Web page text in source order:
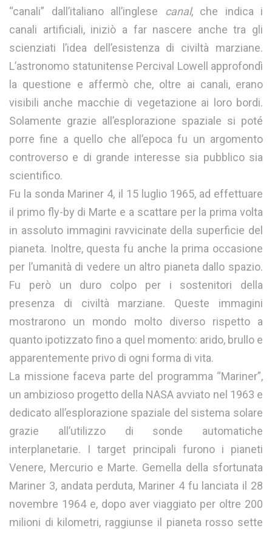
“canali” dall’italiano all’inglese
canal, che indica i
canali artificiali, iniziò a far nascere anche tra gli
scienziati l’idea dell’esistenza di civiltà marziane.
L’astronomo statunitense Percival Lowell approfondì
la questione e affermò che, oltre ai canali, erano
visibili anche macchie di vegetazione ai loro bordi.
Solamente grazie all’esplorazione spaziale si poté
porre fine a quello che all’epoca fu un argomento
controverso e di grande interesse sia pubblico sia
scientifico.
Fu la sonda Mariner 4, il 15 luglio 1965, ad effettuare
il primo fly-by di Marte e a scattare per la prima volta
in assoluto immagini ravvicinate della superficie del
pianeta. Inoltre, questa fu anche la prima occasione
per l’umanità di vedere un altro pianeta dallo spazio.
Fu però un duro colpo per i sostenitori della
presenza di civiltà marziane. Queste immagini
mostrarono un mondo molto diverso rispetto a
quanto ipotizzato fino a quel momento: arido, brullo e
apparentemente privo di ogni forma di vita.
La missione faceva parte del programma “Mariner”,
un ambizioso progetto della NASA avviato nel 1963 e
dedicato all’esplorazione spaziale del sistema solare
grazie all’utilizzo di sonde automatiche
interplanetarie. I target principali furono i pianeti
Venere, Mercurio e Marte. Gemella della sfortunata
Mariner 3, andata perduta, Mariner 4 fu lanciata il 28
novembre 1964 e, dopo aver viaggiato per oltre 200
milioni di kilometri, raggiunse il pianeta rosso sette